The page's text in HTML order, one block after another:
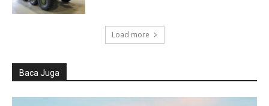
Load more
Baca Juga